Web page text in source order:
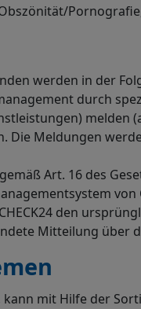
werden in der
durch
melden
Die Meldungen
Art. 16 des
von
den
Mitteilung über
mit Hilfe der